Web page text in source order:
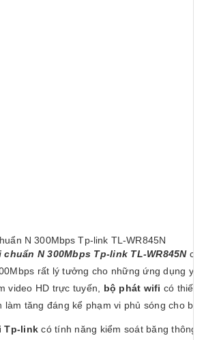
N 300Mbps Tp-link TL-WR845N
N 300Mbps Tp-link TL-WR845Ncó
rất lý tưởng cho những ứng dụng
video HD trực tuyến, bộ phát wifi có thiết
làm tăng đáng kể phạm vi phủ sóng cho bộ
Tp-linkcó tính năng kiểm soát băng thông